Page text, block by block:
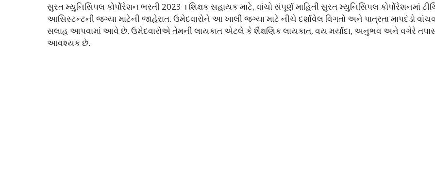
સુરત મ્યુનિસિપલ કોર્પોરેશન ભરતી 2023 । શિક્ષક સહાયક માટે, વાંચો સંપૂર્ણ માહિતી સુરત મ્યુનિસિપલ કોર્પોરેશનમાં
આસિસ્ટન્ટની જગ્યા માટેની જાહેરાત. ઉમેદવારોને આ ખાલી જગ્યા માટે નીચે દર્શાવેલ વિગતો અને પાત્રતા માપદંડો
સલાહ આપવામાં આવે છે. ઉમેદવારોએ તેમની લાયકાત એટલે કે શૈક્ષણિક લાયકાત, વય મર્યાદા, અનુભવ અને વગેરે
આવશ્યક છે.